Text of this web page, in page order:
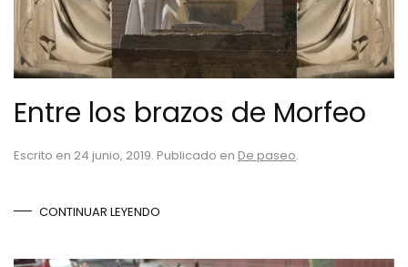
Entre los brazos de Morfeo
Escrito en 24 junio, 2019. Publicado en De paseo.
CONTINUAR LEYENDO